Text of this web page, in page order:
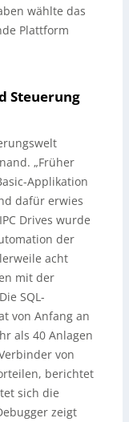
wählte das
Plattform
Steuerung
„Früher
Applikation
dafür erwies
Drives wurde
der
acht
mit der
SQL-
von Anfang an
als 40 Anlagen
von
berichtet
sich die
zeigt